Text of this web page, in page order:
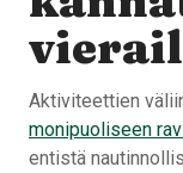
Aktiviteettien
monipuoliseen
entistä